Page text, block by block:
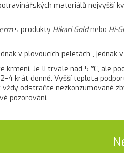
materiálů nejvyšší
s produkty Hikari Goldnebo Hi-
v plovoucích peletách , jednak
krmení. Je-li trvale nad 5 °C, ale
krát denně. Vyšší teplota
odstraňte nezkonzumované
pozorování.